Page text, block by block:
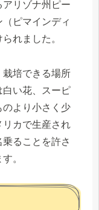
リゾナ州ピー
ピマインディ
れました。
培できる場所
白い花、スーピ
のより小さく少
カで生産され
ることを許さ
。